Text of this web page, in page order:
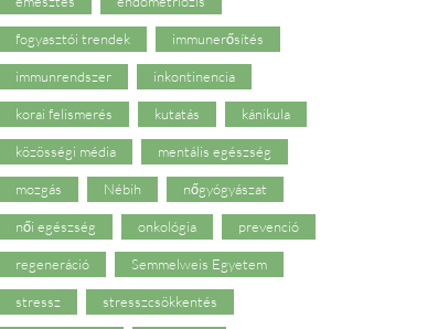
fogyasztói trendek immunerősítés
immunrendszer inkontinencia
korai felismerés kutatás kánikula
közösségi média mentális egészség
mozgás Nébih nőgyógyászat
női egészség onkológia prevenció
regeneráció Semmelweis Egyetem
stressz stresszcsökkentés